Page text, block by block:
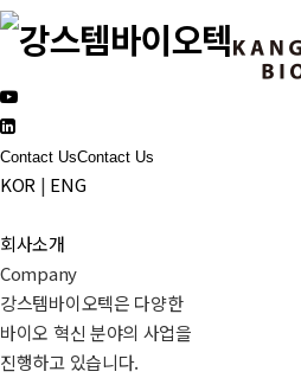
Contact UsContact Us
KOR | ENG
회사소개
Company
강스템바이오텍은 다양한
바이오 혁신 분야의 사업을
진행하고 있습니다.